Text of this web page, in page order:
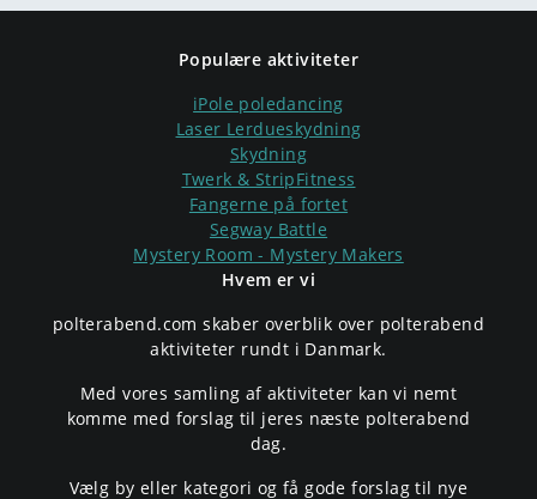
Populære aktiviteter
iPole poledancing
Laser Lerdueskydning
Skydning
Twerk & StripFitness
Fangerne på fortet
Segway Battle
Mystery Room - Mystery Makers
Hvem er vi
polterabend.com skaber overblik over polterabend
aktiviteter rundt i Danmark.
Med vores samling af aktiviteter kan vi nemt
komme med forslag til jeres næste polterabend
dag.
Vælg by eller kategori og få gode forslag til nye